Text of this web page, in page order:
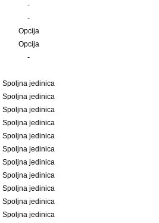
-
-
Opcija
Opcija
-
Spoljna jedinica
Spoljna jedinica
Spoljna jedinica
Spoljna jedinica
Spoljna jedinica
Spoljna jedinica
Spoljna jedinica
Spoljna jedinica
Spoljna jedinica
Spoljna jedinica
Spoljna jedinica